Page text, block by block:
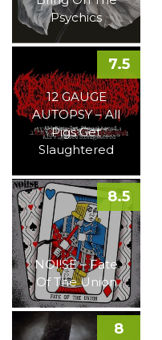
Psychics
12 GAUGE
AUTOPSY – All
Pigs Get
Slaughtered
7.5
NOI!SE – Fate
Of The Union
8.5
8